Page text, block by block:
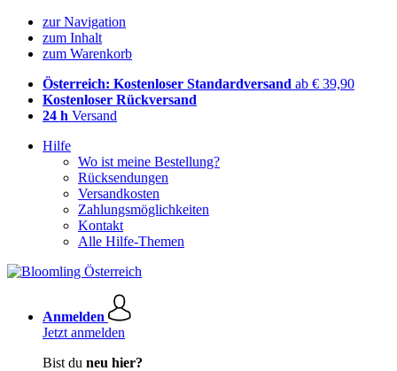
zur Navigation
zum Inhalt
zum Warenkorb
Österreich: Kostenloser Standardversand ab € 39,90
Kostenloser Rückversand
24 h Versand
Hilfe
Wo ist meine Bestellung?
Rücksendungen
Versandkosten
Zahlungsmöglichkeiten
Kontakt
Alle Hilfe-Themen
Anmelden
Jetzt anmelden
Bist du neu hier?